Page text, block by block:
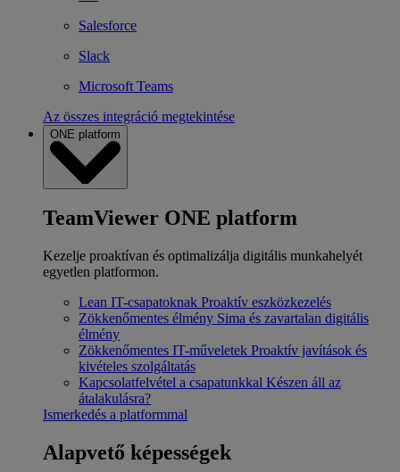
Salesforce
Slack
Microsoft Teams
Az összes integráció megtekintése
ONE platform
TeamViewer ONE platform
Kezelje proaktívan és optimalizálja digitális munkahelyét
egyetlen platformon.
Lean IT-csapatoknak Proaktív eszközkezelés
Zökkenőmentes élmény Sima és zavartalan digitális
élmény
Zökkenőmentes IT-műveletek Proaktív javítások és
kivételes szolgáltatás
Kapcsolatfelvétel a csapatunkkal Készen áll az
átalakulásra?
Ismerkedés a platformmal
Alapvető képességek